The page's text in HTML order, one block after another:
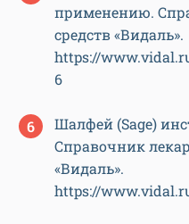
применению.
средств «Видаль».
https://
6
Шалфей (Sage)
Справочник
«Видаль».
https://